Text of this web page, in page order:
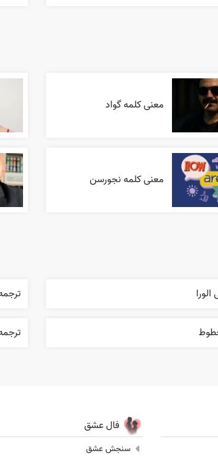
معنی کلمه گواد
معنی کلمه نجورسن
فال عشق
سنجش عشق